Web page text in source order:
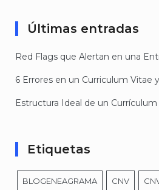
Últimas entradas
Red Flags que Alertan en una
6 Errores en un Curriculum Vitae
Estructura Ideal de un Currículum
Etiquetas
BLOGENEAGRAMA CNV